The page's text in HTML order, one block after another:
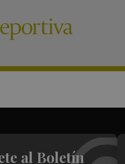
al Boletín